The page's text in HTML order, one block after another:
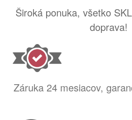
Široká ponuka, všetko
doprava!
Záruka 24 mesiacov,